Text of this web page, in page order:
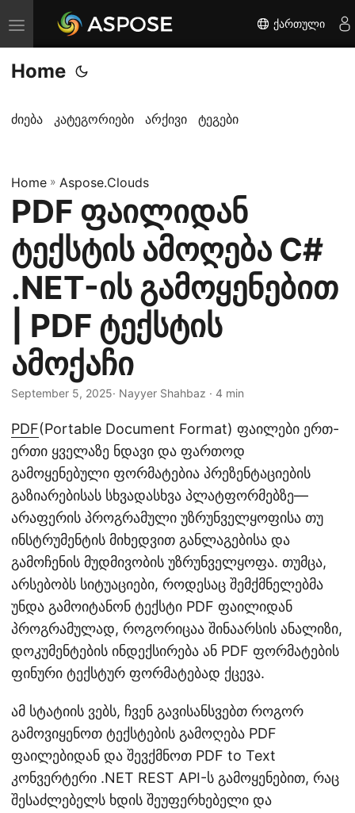
T
o
g
l
a
v
i
g
a
t
n
ქართული
Home
ძიება კატეგორიები არქივი ტეგები
Home » Aspose.Clouds
PDF ფაილიდან
ტექსტის ამოღება C#
.NET-ის გამოყენებით
| PDF ტექსტის
ამოქაჩი
September 5, 2025· Nayyer Shahbaz · 4 min
PDF(Portable Document Format) ფაილები ერთ-
ერთი ყველაზე ნდავი და ფართოდ
გამოყენებული ფორმატებია პრეზენტაციების
გაზიარებისას სხვადასხვა პლატფორმებზე—
არაფერის პროგრამული უზრუნველყოფისა თუ
ინსტრუმენტის მიხედვით განლაგებისა და
გამოჩენის მუდმივობის უზრუნველყოფა. თუმცა,
არსებობს სიტუაციები, როდესაც შემქმნელებმა
უნდა გამოიტანონ ტექსტი PDF ფაილიდან
პროგრამულად, როგორიცაა შინაარსის ანალიზი,
დოკუმენტების ინდექსირება ან PDF ფორმატების
ფინური ტექსტურ ფორმატებად ქცევა.
ამ სტატიის ვებს, ჩვენ გავისანსვებთ როგორ
გამოვიყენოთ ტექსტების გამოღება PDF
ფაილებიდან და შევქმნოთ PDF to Text
კონვერტერი .NET REST API-ს გამოყენებით, რაც
შესაძლებელს ხდის შეუფერხებელი და